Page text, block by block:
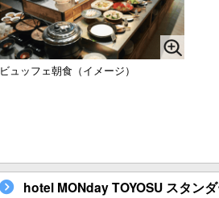
ビュッフェ朝食（イメージ）
hotel MONday TOYOSU スタン